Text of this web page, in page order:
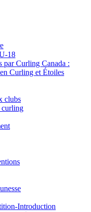
18
par Curling Canada :
Curling et Étoiles
clubs
curling
Introduction